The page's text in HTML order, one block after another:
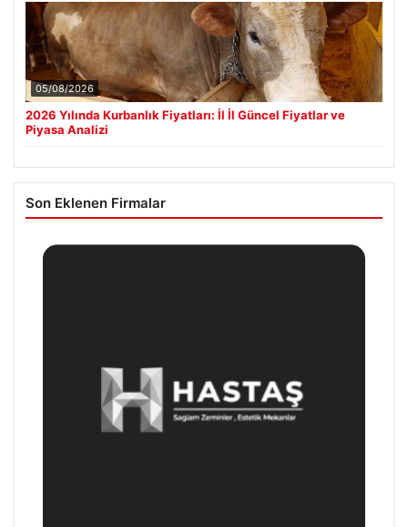
05/08/2026
2026 Yılında Kurbanlık Fiyatları: İl İl Güncel Fiyatlar ve
Piyasa Analizi
Son Eklenen Firmalar